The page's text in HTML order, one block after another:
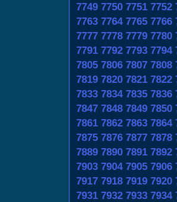
7749 7750 7751 7752
7763 7764 7765 7766
7777 7778 7779 7780
7791 7792 7793 7794
7805 7806 7807 7808
7819 7820 7821 7822
7833 7834 7835 7836
7847 7848 7849 7850
7861 7862 7863 7864
7875 7876 7877 7878
7889 7890 7891 7892
7903 7904 7905 7906
7917 7918 7919 7920
7931 7932 7933 7934